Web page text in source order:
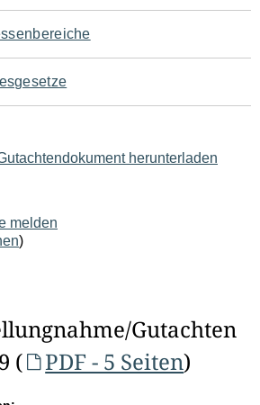
herunterladen
melden
)
Gutachten
(
PDF - 5 Seiten)